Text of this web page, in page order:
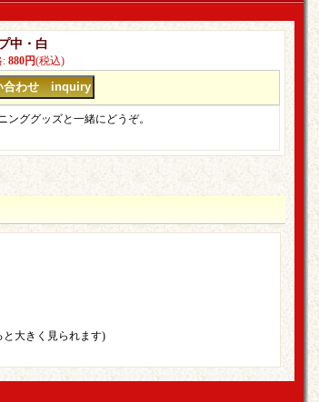
中・白
: 880円(税込)
ンググッズと一緒にどうぞ。
大きく見られます)